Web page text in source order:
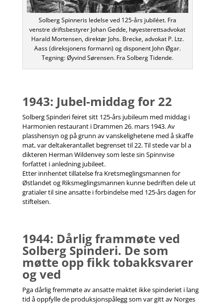
Solberg Spinneris ledelse ved 125-års jubiléet. Fra
venstre driftsbestyrer Johan Gedde, høyesterettsadvokat
Harald Mortensen, direktør Johs. Brecke, advokat P. Ltz.
Aass (direksjonens formann) og disponent John Øgar.
Tegning: Øyvind Sørensen. Fra Solberg Tidende.
1943: Jubel-middag for 22
Solberg Spinderi feiret sitt 125-års jubileum med middag i
Harmonien restaurant i Drammen 26. mars 1943. Av
plasshensyn og på grunn av vanskelighetene med å skaffe
mat, var deltakerantallet begrenset til 22. Til stede var bl a
dikteren Herman Wildenvey som leste sin Spinnvise
forfattet i anledning jubileet.
Etter innhentet tillatelse fra Kretsmeglingsmannen for
Østlandet og Riksmeglingsmannen kunne bedriften dele ut
gratialer til sine ansatte i forbindelse med 125-års dagen for
stiftelsen.
1944: Dårlig frammøte ved
Solberg Spinderi. De som
møtte opp fikk tobakksvarer
og ved
Pga dårlig fremmøte av ansatte maktet ikke spinderiet i lang
tid å oppfylle de produksjonspålegg som var gitt av Norges